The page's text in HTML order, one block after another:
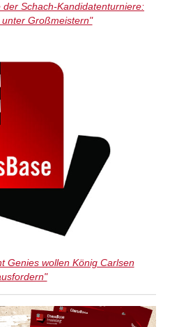
der Schach-Kandidatenturniere:
Großmeistern"
Genies wollen König Carlsen